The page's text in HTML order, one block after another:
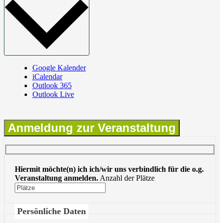
Google Kalender
iCalendar
Outlook 365
Outlook Live
Anmeldung zur Veranstaltung
Hiermit möchte(n) ich ich/wir uns verbindlich für die o.g.
Veranstaltung anmelden. Anzahl der Plätze
Persönliche Daten